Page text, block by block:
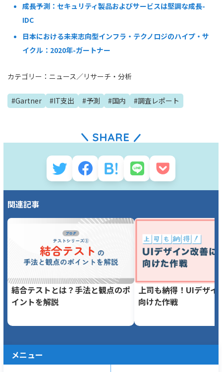
成長予測：セキュリティ製品およびサービスは堅調な成長-
IDC
日本における未来志向型インフラ・テクノロジのハイプ・サ
イクル：2020年-ガートナー
カテゴリー： ニュース ／リサーチ・分析
#Gartner #IT支出 #予測 #国内 #調査レポート
関連記事
結合テストとは？手法と観点のポ
イントを解説
上司も納得！UIデザイ
向けた作戦
メニュー